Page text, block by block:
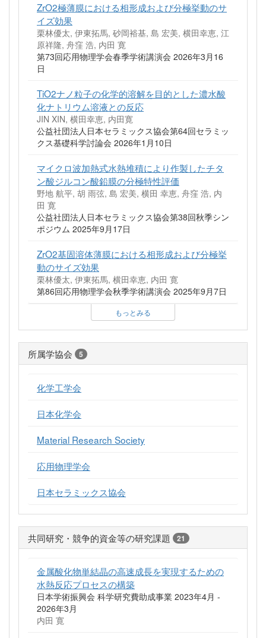
ZrO2極薄膜における相形成および分極挙動のサ
イズ効果
栗林優太, 伊東拓馬, 砂岡裕基, 島 宏美, 横田幸恵, 江
原祥隆, 舟窪 浩, 内田 寛
第73回応用物理学会春季学術講演会 2026年3月16
日
TiO2ナノ粒子の化学的溶解を目的とした濃水酸
化ナトリウム溶液との反応
JIN XIN, 横田幸恵, 内田寛
公益社団法人日本セラミックス協会第64回セラミッ
クス基礎科学討論会 2026年1月10日
マイクロ波加熱式水熱堆積により作製したチタ
ン酸ジルコン酸鉛膜の分極特性評価
野地 航平, 胡 雨弦, 島 宏美, 横田 幸恵, 舟窪 浩, 内
田 寛
公益社団法人日本セラミックス協会第38回秋季シン
ポジウム 2025年9月17日
ZrO2基固溶体薄膜における相形成および分極挙
動のサイズ効果
栗林優太, 伊東拓馬, 横田幸恵, 内田 寛
第86回応用物理学会秋季学術講演会 2025年9月7日
もっとみる
所属学協会 5
化学工学会
日本化学会
Material Research Society
応用物理学会
日本セラミックス協会
共同研究・競争的資金等の研究課題 21
金属酸化物単結晶の高速成長を実現するための
水熱反応プロセスの構築
日本学術振興会 科学研究費助成事業 2023年4月 -
2026年3月
内田 寛